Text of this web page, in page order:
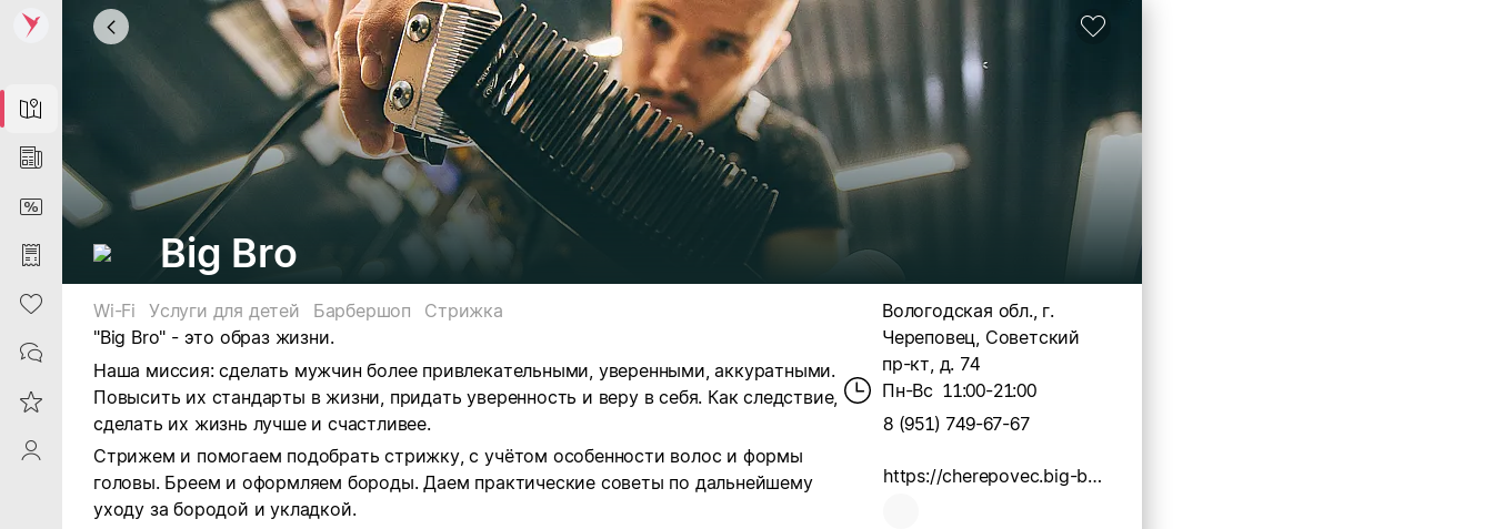
Map
News
DiscountCard
Purchases
Heart
Contacts
Reviews
ProfileSaby
Big Bro
Wi-Fi Услуги для детей Барбершоп
Стрижка
"Big Bro" - это образ жизни.
Наша миссия: сделать мужчин более привлекательными, уверенными, аккуратными.
Повысить их стандарты в жизни, придать уверенность и веру в себя. Как следствие,
сделать их жизнь лучше и счастливее.
Стрижем и помогаем подобрать стрижку, с учётом особенности волос и формы
головы. Бреем и оформляем бороды. Даем практические советы по дальнейшему
уходу за бородой и укладкой.
Вологодская обл., г.
Череповец, Советский
пр-кт, д. 74
Пн-Вс 11:00-21:00
8 (951) 749-67-67
https://cherepovec.big-bro.pro